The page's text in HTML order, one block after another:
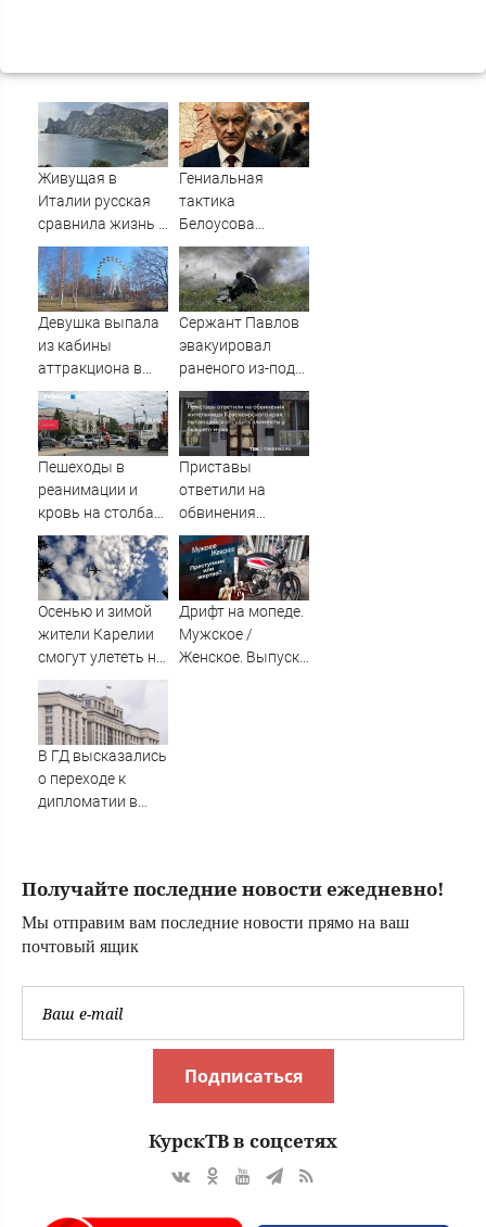
Живущая в
Италии русская
сравнила жизнь в
Европе и в Крыму
Гениальная
тактика
Белоусова
сработала:
Мощнейший удар
на самом
неожиданном
реку. Ключевой
узел обороны пал
Девушка выпала
из кабины
аттракциона в
российском
городе
Сержант Павлов
эвакуировал
раненого из-под
артиллерийского
огня ВСУ
Пешеходы в
реанимации и
кровь на столбах:
всё, что известно
о жутком ДТП
возле «Голубого
огонька» — там
сбили семь
Приставы
ответили на
обвинения
жительницы
Красноярского
края,
пытающейся
отсудить
алименты у
Осенью и зимой
жители Карелии
смогут улететь на
юг России
Дрифт на мопеде.
Мужское /
Женское. Выпуск
В ГД высказались
о переходе к
дипломатии в
Получайте последние новости ежедневно!
Мы отправим вам последние новости прямо на ваш
почтовый ящик
Подписаться
КурскТВ в соцсетях